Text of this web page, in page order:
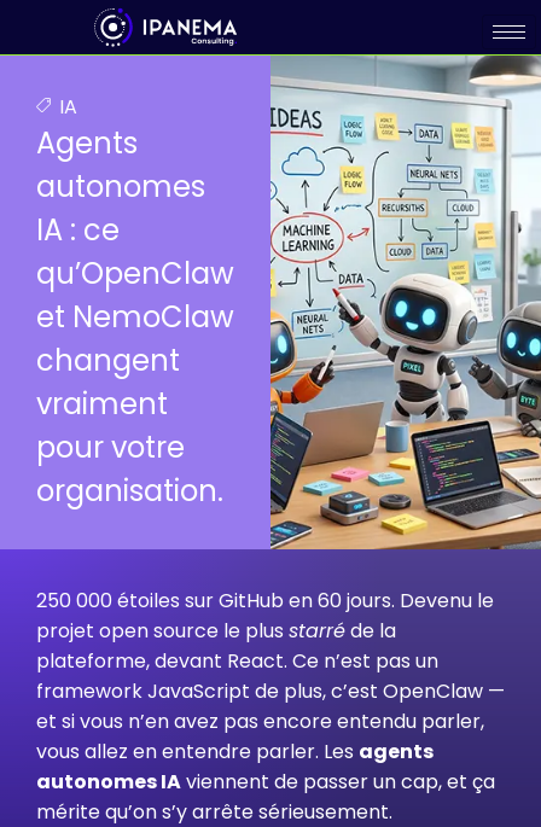
IA
Agents
autonomes
IA : ce
qu’OpenClaw
et NemoClaw
changent
vraiment
pour votre
organisation.
250 000 étoiles sur GitHub en 60 jours. Devenu le
projet open source le plus starréde la
plateforme, devant React. Ce n’est pas un
framework JavaScript de plus, c’est OpenClaw —
et si vous n’en avez pas encore entendu parler,
vous allez en entendre parler. Les agents
autonomes IAviennent de passer un cap, et ça
mérite qu’on s’y arrête sérieusement.